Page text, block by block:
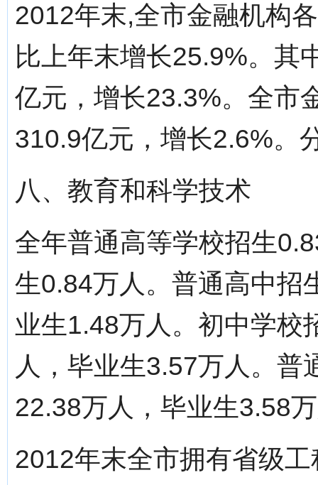
2012年末,全市金融机构
比上年末增长25.9%。其
亿元，增长23.3%。全市
310.9亿元，增长2.6%。
八、教育和科学技术
全年普通高等学校招生
生0.84万人。普通高中招
业生1.48万人。初中学校
人，毕业生3.57万人。普
22.38万人，毕业生3.58
2012年末全市拥有省级